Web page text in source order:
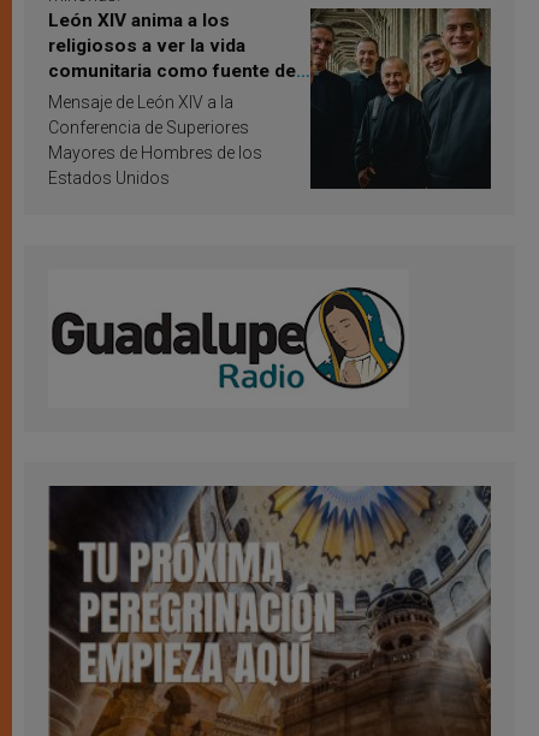
León XIV anima a los
religiosos a ver la vida
comunitaria como fuente de
inspiración y santificación
Mensaje de León XIV a la
Conferencia de Superiores
Mayores de Hombres de los
Estados Unidos